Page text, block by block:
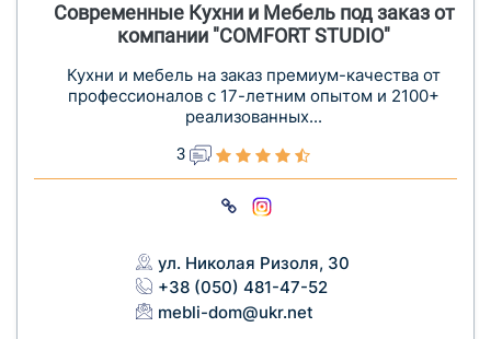
Современные Кухни и Мебель под заказ от
компании "COMFORT STUDIO"
Кухни и мебель на заказ премиум-качества от
профессионалов с 17-летним опытом и 2100+
реализованных...
3
ул. Николая Ризоля, 30
+38 (050) 481-47-52
mebli-dom@ukr.net